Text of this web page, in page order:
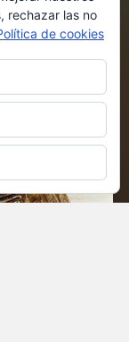
rechazar las no
de cookies